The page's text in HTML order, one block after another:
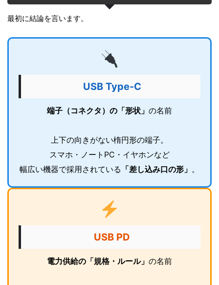
最初に結論を言います。
USB Type-C
端子（コネクタ）の「形状」 の名前
上下の向きがない楕円形の端子。
スマホ・ノートPC・イヤホンなど
幅広い機器で採用されている 「差し込み口の形」 。
USB PD
電力供給の「規格・ルール」 の名前